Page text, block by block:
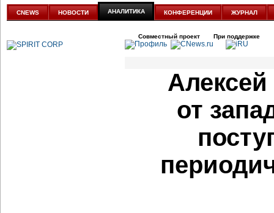
аналитике
CNEWS НОВОСТИ АНАЛИТИКА КОНФЕРЕНЦИИ ЖУРНАЛ
Совместный проект При поддержке
от